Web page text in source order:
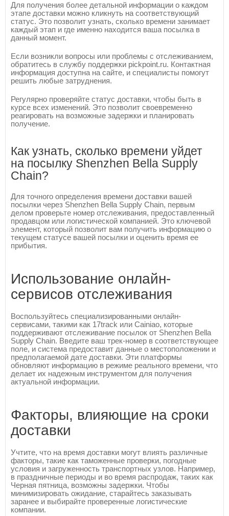
Для получения более детальной информации о каждом
этапе доставки можно кликнуть на соответствующий
статус. Это позволит узнать, сколько времени занимает
каждый этап и где именно находится ваша посылка в
данный момент.
Если возникли вопросы или проблемы с отслеживанием,
обратитесь в службу поддержки pickpoint.ru. Контактная
информация доступна на сайте, и специалисты помогут
решить любые затруднения.
Регулярно проверяйте статус доставки, чтобы быть в
курсе всех изменений. Это позволит своевременно
реагировать на возможные задержки и планировать
получение.
Как узнать, сколько времени уйдет
на посылку Shenzhen Bella Supply
Chain?
Для точного определения времени доставки вашей
посылки через Shenzhen Bella Supply Chain, первым
делом проверьте номер отслеживания, предоставленный
продавцом или логистической компанией. Это ключевой
элемент, который позволит вам получить информацию о
текущем статусе вашей посылки и оценить время ее
прибытия.
Использование онлайн-
сервисов отслеживания
Воспользуйтесь специализированными онлайн-
сервисами, такими как 17track или Cainiao, которые
поддерживают отслеживание посылок от Shenzhen Bella
Supply Chain. Введите ваш трек-номер в соответствующее
поле, и система предоставит данные о местоположении и
предполагаемой дате доставки. Эти платформы
обновляют информацию в режиме реального времени, что
делает их надежным инструментом для получения
актуальной информации.
Факторы, влияющие на сроки
доставки
Учтите, что на время доставки могут влиять различные
факторы, такие как таможенные проверки, погодные
условия и загруженность транспортных узлов. Например,
в праздничные периоды и во время распродаж, таких как
Черная пятница, возможны задержки. Чтобы
минимизировать ожидание, старайтесь заказывать
заранее и выбирайте проверенные логистические
компании.